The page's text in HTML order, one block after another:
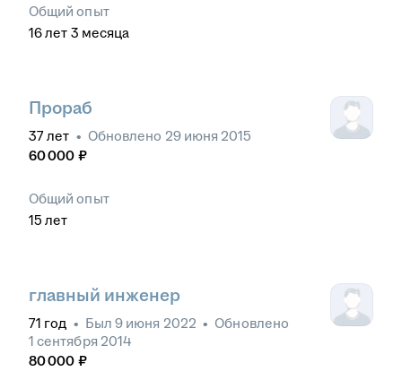
Общий опыт
16лет 3 месяца
Прораб
37лет • Обновлено 29 июня 2015
60 000 ₽
Общий опыт
15 лет
главный инженер
71 год • Был 9 июня 2022 • Обновлено
1 сентября 2014
80 000 ₽